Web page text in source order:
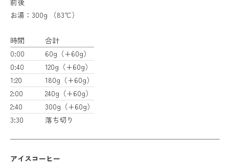
前後
お湯：300g （83℃）
時間
合計
0:00
60g（+60g）
0:40
120g（+60g）
1:20
180g（+60g）
2:00
240g（+60g）
2:40
300g（+60g）
3:30
落ち切り
アイスコーヒー